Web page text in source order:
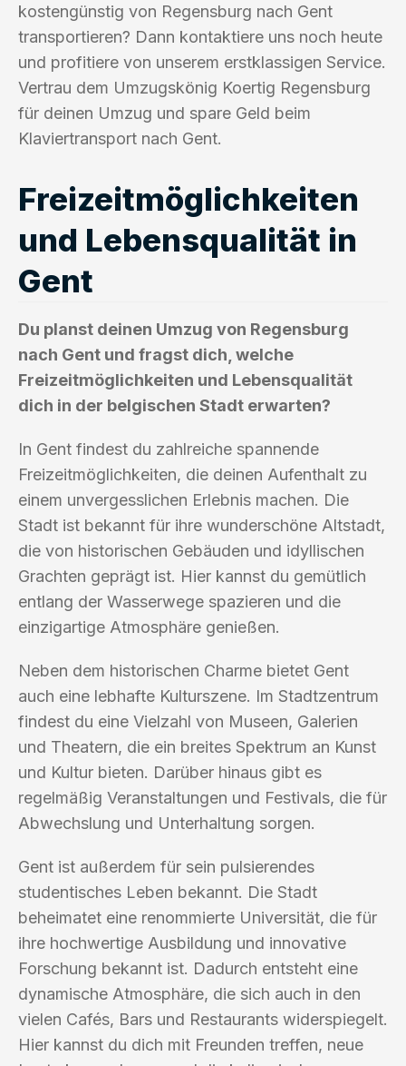
kostengünstig von Regensburg nach Gent
transportieren? Dann kontaktiere uns noch heute
und profitiere von unserem erstklassigen Service.
Vertrau dem Umzugskönig Koertig Regensburg
für deinen Umzug und spare Geld beim
Klaviertransport nach Gent.
Freizeitmöglichkeiten
und Lebensqualität in
Gent
Du planst deinen Umzug von Regensburg
nach Gent und fragst dich, welche
Freizeitmöglichkeiten und Lebensqualität
dich in der belgischen Stadt erwarten?
In Gent findest du zahlreiche spannende
Freizeitmöglichkeiten, die deinen Aufenthalt zu
einem unvergesslichen Erlebnis machen. Die
Stadt ist bekannt für ihre wunderschöne Altstadt,
die von historischen Gebäuden und idyllischen
Grachten geprägt ist. Hier kannst du gemütlich
entlang der Wasserwege spazieren und die
einzigartige Atmosphäre genießen.
Neben dem historischen Charme bietet Gent
auch eine lebhafte Kulturszene. Im Stadtzentrum
findest du eine Vielzahl von Museen, Galerien
und Theatern, die ein breites Spektrum an Kunst
und Kultur bieten. Darüber hinaus gibt es
regelmäßig Veranstaltungen und Festivals, die für
Abwechslung und Unterhaltung sorgen.
Gent ist außerdem für sein pulsierendes
studentisches Leben bekannt. Die Stadt
beheimatet eine renommierte Universität, die für
ihre hochwertige Ausbildung und innovative
Forschung bekannt ist. Dadurch entsteht eine
dynamische Atmosphäre, die sich auch in den
vielen Cafés, Bars und Restaurants widerspiegelt.
Hier kannst du dich mit Freunden treffen, neue